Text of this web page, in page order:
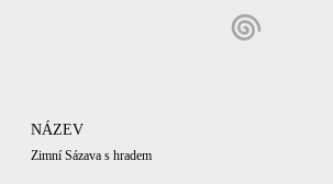
NÁZEV
Zimní Sázava s hradem